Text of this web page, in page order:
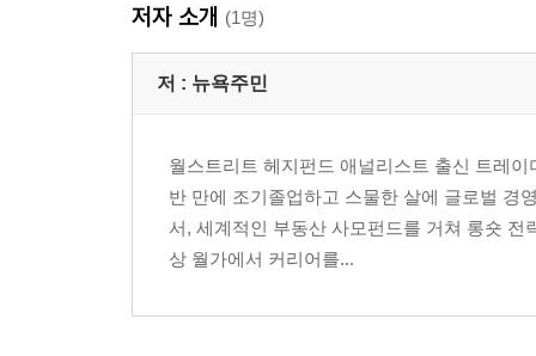
저자 소개 (1명)
저 : 뉴욕주민
월스트리트 헤지펀드 애널리스트 출신 트레
반 만에 조기졸업하고 스물한 살에 글로벌 경
서, 세계적인 부동산 사모펀드를 거쳐 롱숏 전
상 월가에서 커리어를...